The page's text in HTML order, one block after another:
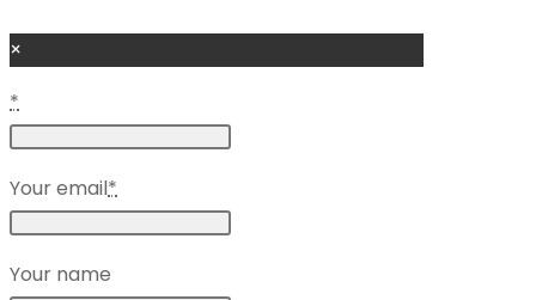
×
*
Your email*
Your name